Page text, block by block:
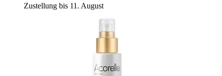
Zustellung bis 11. August